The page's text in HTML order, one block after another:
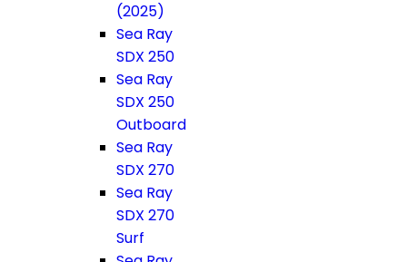
(2025)
Sea Ray
SDX 250
Sea Ray
SDX 250
Outboard
Sea Ray
SDX 270
Sea Ray
SDX 270
Surf